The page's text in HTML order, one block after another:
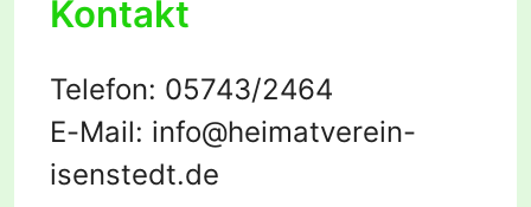
Kontakt
Telefon: 05743/2464
E-Mail: info@heimatverein-
isenstedt.de